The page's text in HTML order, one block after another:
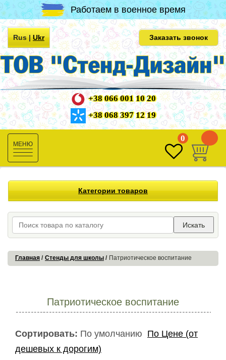
Работаем в военное время
Rus|Ukr Заказать звонок
+38 066 001 10 20
+38 068 397 12 19
Toggle
navigation
0
Категории товаров
Искать
Главная Стенды для школы Патриотическое воспитание
Патриотическое воспитание
Сортировать: По умолчанию По Цене (от
дешевых к дорогим)